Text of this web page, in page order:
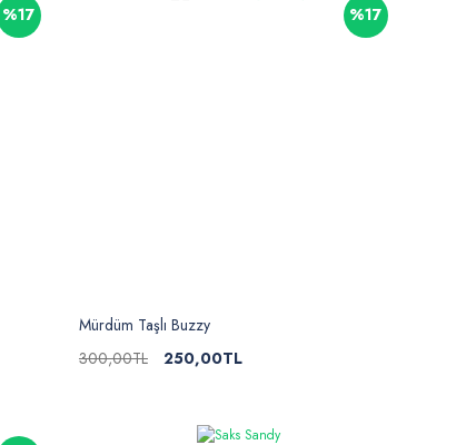
%17 %17
Mürdüm Taşlı Buzzy
300,00TL
250,00TL